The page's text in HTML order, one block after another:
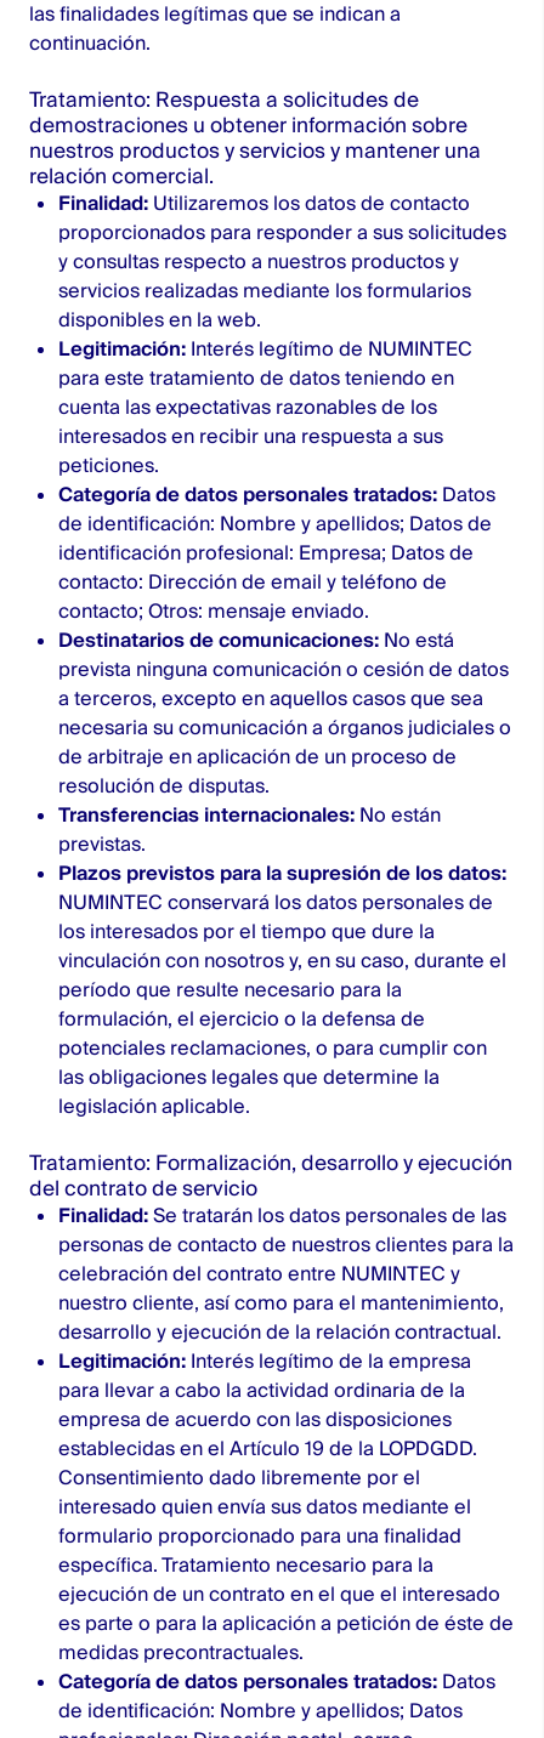
las finalidades legítimas que se indican a
continuación.
Tratamiento: Respuesta a solicitudes de
demostraciones u obtener información sobre
nuestros productos y servicios y mantener una
relación comercial.
Finalidad: Utilizaremos los datos de contacto
proporcionados para responder a sus solicitudes
y consultas respecto a nuestros productos y
servicios realizadas mediante los formularios
disponibles en la web.
Legitimación: Interés legítimo de NUMINTEC
para este tratamiento de datos teniendo en
cuenta las expectativas razonables de los
interesados en recibir una respuesta a sus
peticiones.
Categoría de datos personales tratados: Datos
de identificación: Nombre y apellidos; Datos de
identificación profesional: Empresa; Datos de
contacto: Dirección de email y teléfono de
contacto; Otros: mensaje enviado.
Destinatarios de comunicaciones: No está
prevista ninguna comunicación o cesión de datos
a terceros, excepto en aquellos casos que sea
necesaria su comunicación a órganos judiciales o
de arbitraje en aplicación de un proceso de
resolución de disputas.
Transferencias internacionales: No están
previstas.
Plazos previstos para la supresión de los datos:
NUMINTEC conservará los datos personales de
los interesados por el tiempo que dure la
vinculación con nosotros y, en su caso, durante el
período que resulte necesario para la
formulación, el ejercicio o la defensa de
potenciales reclamaciones, o para cumplir con
las obligaciones legales que determine la
legislación aplicable.
Tratamiento: Formalización, desarrollo y ejecución
del contrato de servicio
Finalidad:Se tratarán los datos personales de las
personas de contacto de nuestros clientes para la
celebración del contrato entre NUMINTEC y
nuestro cliente, así como para el mantenimiento,
desarrollo y ejecución de la relación contractual.
Legitimación: Interés legítimo de la empresa
para llevar a cabo la actividad ordinaria de la
empresa de acuerdo con las disposiciones
establecidas en el Artículo 19 de la LOPDGDD.
Consentimiento dado libremente por el
interesado quien envía sus datos mediante el
formulario proporcionado para una finalidad
específica. Tratamiento necesario para la
ejecución de un contrato en el que el interesado
es parte o para la aplicación a petición de éste de
medidas precontractuales.
Categoría de datos personales tratados: Datos
de identificación: Nombre y apellidos; Datos